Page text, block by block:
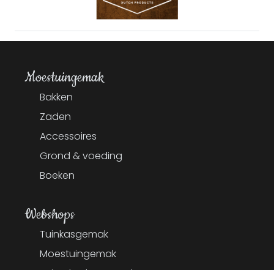
Moestuingemak
Bakken
Zaden
Accessoires
Grond & voeding
Boeken
Webshops
Tuinkasgemak
Moestuingemak